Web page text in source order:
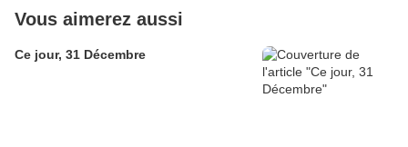
Vous aimerez aussi
Ce jour, 31 Décembre